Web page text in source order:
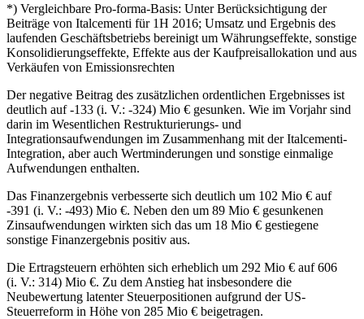
*) Vergleichbare Pro-forma-Basis: Unter Berücksichtigung der
Beiträge von Italcementi für 1H 2016; Umsatz und Ergebnis des
laufenden Geschäftsbetriebs bereinigt um Währungseffekte, sonstige
Konsolidierungseffekte, Effekte aus der Kaufpreisallokation und aus
Verkäufen von Emissionsrechten
Der negative Beitrag des zusätzlichen ordentlichen Ergebnisses ist
deutlich auf -133 (i. V.: -324) Mio € gesunken. Wie im Vorjahr sind
darin im Wesentlichen Restrukturierungs- und
Integrationsaufwendungen im Zusammenhang mit der Italcementi-
Integration, aber auch Wertminderungen und sonstige einmalige
Aufwendungen enthalten.
Das Finanzergebnis verbesserte sich deutlich um 102 Mio € auf
-391 (i. V.: -493) Mio €. Neben den um 89 Mio € gesunkenen
Zinsaufwendungen wirkten sich das um 18 Mio € gestiegene
sonstige Finanzergebnis positiv aus.
Die Ertragsteuern erhöhten sich erheblich um 292 Mio € auf 606
(i. V.: 314) Mio €. Zu dem Anstieg hat insbesondere die
Neubewertung latenter Steuerpositionen aufgrund der US-
Steuerreform in Höhe von 285 Mio € beigetragen.